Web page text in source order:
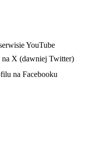
YouTube
na X (dawniej Twitter)
na Facebooku